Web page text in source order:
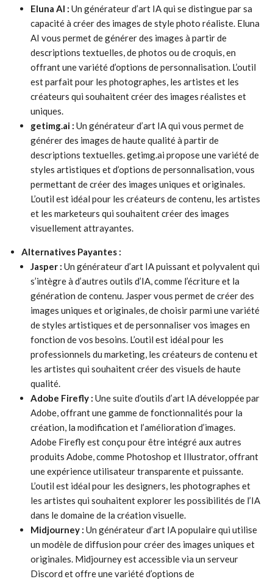
Eluna AI : Un générateur d’art IA qui se distingue par sa
capacité à créer des images de style photo réaliste. Eluna
AI vous permet de générer des images à partir de
descriptions textuelles, de photos ou de croquis, en
offrant une variété d’options de personnalisation. L’outil
est parfait pour les photographes, les artistes et les
créateurs qui souhaitent créer des images réalistes et
uniques.
getimg.ai : Un générateur d’art IA qui vous permet de
générer des images de haute qualité à partir de
descriptions textuelles. getimg.ai propose une variété de
styles artistiques et d’options de personnalisation, vous
permettant de créer des images uniques et originales.
L’outil est idéal pour les créateurs de contenu, les artistes
et les marketeurs qui souhaitent créer des images
visuellement attrayantes.
Alternatives Payantes :
Jasper : Un générateur d’art IA puissant et polyvalent qui
s’intègre à d’autres outils d’IA, comme l’écriture et la
génération de contenu. Jasper vous permet de créer des
images uniques et originales, de choisir parmi une variété
de styles artistiques et de personnaliser vos images en
fonction de vos besoins. L’outil est idéal pour les
professionnels du marketing, les créateurs de contenu et
les artistes qui souhaitent créer des visuels de haute
qualité.
Adobe Firefly : Une suite d’outils d’art IA développée par
Adobe, offrant une gamme de fonctionnalités pour la
création, la modification et l’amélioration d’images.
Adobe Firefly est conçu pour être intégré aux autres
produits Adobe, comme Photoshop et Illustrator, offrant
une expérience utilisateur transparente et puissante.
L’outil est idéal pour les designers, les photographes et
les artistes qui souhaitent explorer les possibilités de l’IA
dans le domaine de la création visuelle.
Midjourney : Un générateur d’art IA populaire qui utilise
un modèle de diffusion pour créer des images uniques et
originales. Midjourney est accessible via un serveur
Discord et offre une variété d’options de